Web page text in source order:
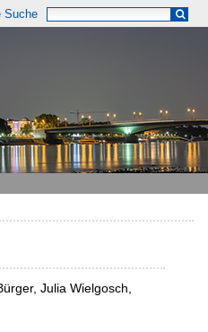
Suche
Julia Wielgosch,